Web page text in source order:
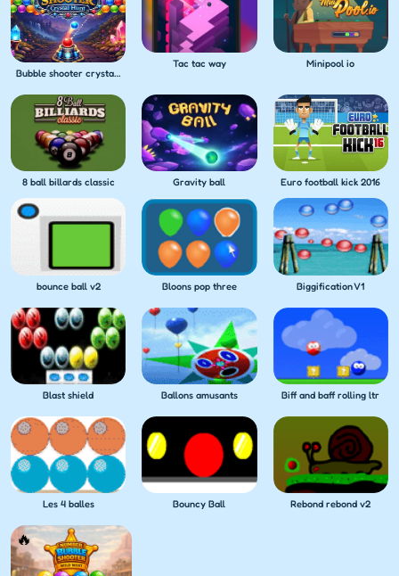
Bubble shooter crystal hunt
Tac tac way Minipool io
8 ball billards classic Gravity ball Euro football kick 2016
bounce ball v2 Bloons pop three Biggification V1
Blast shield Ballons amusants Biff and baff rolling ltr
Les 4 balles Bouncy Ball Rebond rebond v2